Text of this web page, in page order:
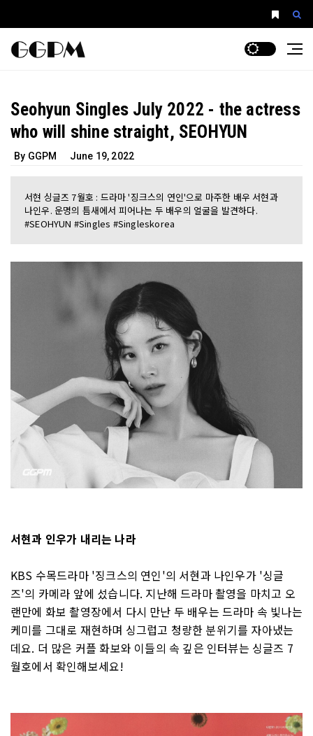
Seohyun Singles July 2022 - the actress
who will shine straight, SEOHYUN
By GGPM June 19, 2022
서현 싱글즈 7월호 : 드라마 '징크스의 연인'으로 마주한 배우 서현과
나인우. 운명의 틈새에서 피어나는 두 배우의 얼굴을 발견하다.
#SEOHYUN #Singles #Singleskorea
서현과 인우가 내리는 나라
KBS 수목드라마 '징크스의 연인'의 서현과 나인우가 '싱글
즈'의 카메라 앞에 섰습니다. 지난해 드라마 촬영을 마치고 오
랜만에 화보 촬영장에서 다시 만난 두 배우는 드라마 속 빛나는
케미를 그대로 재현하며 싱그럽고 청량한 분위기를 자아냈는
데요. 더 많은 커플 화보와 이들의 속 깊은 인터뷰는 싱글즈 7
월호에서 확인해보세요!